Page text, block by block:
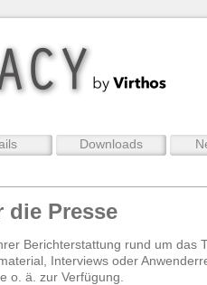
Downloads
die Presse
Berichterstattung rund um das
Interviews oder
o. ä. zur Verfügung.